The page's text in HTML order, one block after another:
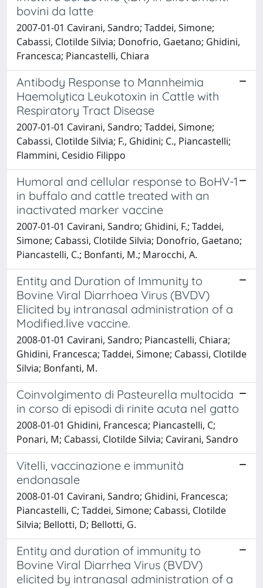
bovini da latte
2007-01-01 Cavirani, Sandro; Taddei, Simone;
Cabassi, Clotilde Silvia; Donofrio, Gaetano; Ghidini,
Francesca; Piancastelli, Chiara
Antibody Response to Mannheimia
Haemolytica Leukotoxin in Cattle with
Respiratory Tract Disease
2007-01-01 Cavirani, Sandro; Taddei, Simone;
Cabassi, Clotilde Silvia; F., Ghidini; C., Piancastelli;
Flammini, Cesidio Filippo
Humoral and cellular response to BoHV-1
in buffalo and cattle treated with an
inactivated marker vaccine
2007-01-01 Cavirani, Sandro; Ghidini, F.; Taddei,
Simone; Cabassi, Clotilde Silvia; Donofrio, Gaetano;
Piancastelli, C.; Bonfanti, M.; Marocchi, A.
Entity and Duration of Immunity to
Bovine Viral Diarrhoea Virus (BVDV)
Elicited by intranasal administration of a
Modified.live vaccine.
2008-01-01 Cavirani, Sandro; Piancastelli, Chiara;
Ghidini, Francesca; Taddei, Simone; Cabassi, Clotilde
Silvia; Bonfanti, M.
Coinvolgimento di Pasteurella multocida
in corso di episodi di rinite acuta nel gatto
2008-01-01 Ghidini, Francesca; Piancastelli, C;
Ponari, M; Cabassi, Clotilde Silvia; Cavirani, Sandro
Vitelli, vaccinazione e immunità
endonasale
2008-01-01 Cavirani, Sandro; Ghidini, Francesca;
Piancastelli, C; Taddei, Simone; Cabassi, Clotilde
Silvia; Bellotti, D; Bellotti, G.
Entity and duration of immunity to
Bovine Viral Diarrhea Virus (BVDV)
elicited by intranasal administration of a